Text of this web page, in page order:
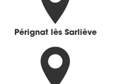
Pérignat lès Sarliève